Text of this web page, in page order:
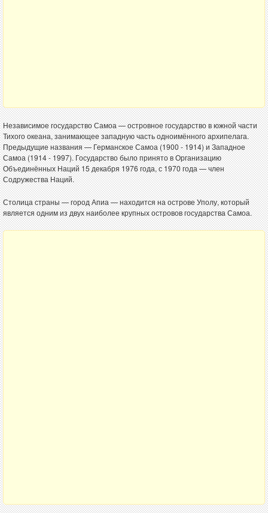
Независимое государство Самоа — островное государство в южной части
Тихого океана, занимающее западную часть одноимённого архипелага.
Предыдущие названия — Германское Самоа (1900 - 1914) и Западное
Самоа (1914 - 1997). Государство было принято в Организацию
Объединённых Наций 15 декабря 1976 года, с 1970 года — член
Содружества Наций.
Столица страны — город Апиа — находится на острове Уполу, который
является одним из двух наиболее крупных островов государства Самоа.